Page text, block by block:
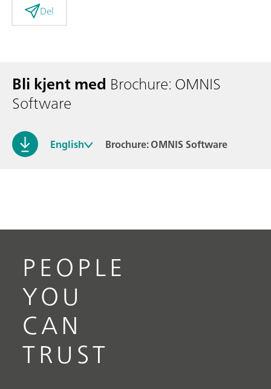
Del
Bli kjent med Brochure: OMNIS
Software
English Brochure: OMNIS Software
PEOPLE
YOU
CAN
TRUST